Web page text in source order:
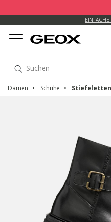
KOSTENLOSE EINFACHE
Damen Schuhe Stiefeletten